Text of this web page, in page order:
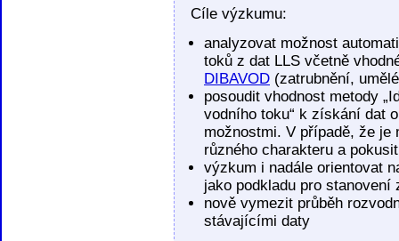
Cíle výzkumu:
analyzovat možnost
toků z dat LLS včetně
DIBAVOD (zatrubnění,
posoudit vhodnost metody
vodního toku“ k získání dat
možnostmi. V případě, že je
různého charakteru a
výzkum i nadále orientovat
jako podkladu pro stanovení
nově vymezit průběh
stávajícími daty